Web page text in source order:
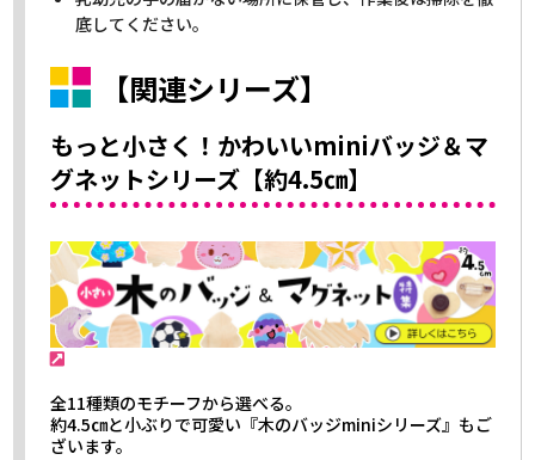
底してください。
【関連シリーズ】
もっと小さく！かわいいminiバッジ＆マ
グネットシリーズ【約4.5㎝】
全11種類のモチーフから選べる。
約4.5㎝と小ぶりで可愛い『木のバッジminiシリーズ』もご
ざいます。